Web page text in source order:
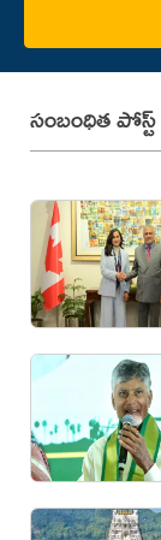
సంబంధిత పోస్ట్